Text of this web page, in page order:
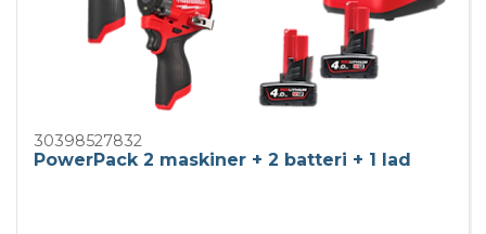
30398527832
PowerPack 2 maskiner + 2 batteri + 1 lad